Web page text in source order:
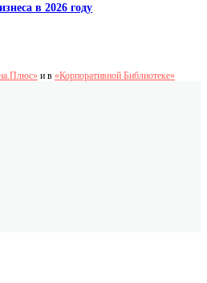
в 2026 году
и в «Корпоративной Библиотеке»